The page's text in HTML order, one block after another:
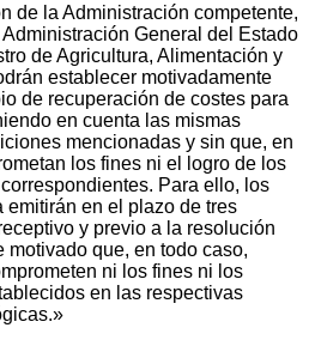
de la Administración competente,
General del Estado
de Agricultura, Alimentación y
establecer motivadamente
de recuperación de costes para
en cuenta las mismas
mencionadas y sin que, en
los fines ni el logro de los
Para ello, los
emitirán en el plazo de tres
y previo a la resolución
motivado que, en todo caso,
ni los fines ni los
en las respectivas